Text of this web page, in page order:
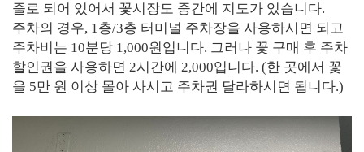
줄로 되어 있어서 꽃시장도 중간에 지도가 있습니다.
주차의 경우, 1층/3층 터미널 주차장을 사용하시면 되고
주차비는 10분당 1,000원입니다. 그러나 꽃 구매 후 주차
할인권을 사용하면 2시간에 2,000입니다. (한 곳에서 꽃
을 5만 원 이상 몰아 사시고 주차권 달라하시면 됩니다.)